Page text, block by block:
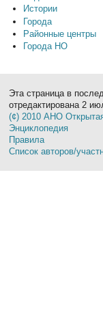
Истории
Города
Районные центры
Города НО
Эта страница в
отредактирована 2
(¢) 2010 АНО
Энциклопедия
Правила
Список авторов/